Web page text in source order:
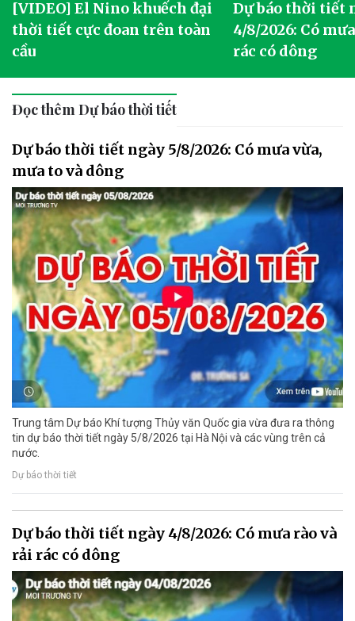
[VIDEO] El Nino khuếch đại
thời tiết cực đoan trên toàn
cầu
Dự báo thời tiết
4/8/2026: Có
rác có dông
Đọc thêm Dự báo thời tiết
Dự báo thời tiết ngày 5/8/2026: Có mưa vừa,
mưa to và dông
Trung tâm Dự báo Khí tượng Thủy văn Quốc gia vừa đưa ra thông
tin dự báo thời tiết ngày 5/8/2026 tại Hà Nội và các vùng trên cả
nước.
Dự báo thời tiết
Dự báo thời tiết ngày 4/8/2026: Có mưa rào và
rải rác có dông